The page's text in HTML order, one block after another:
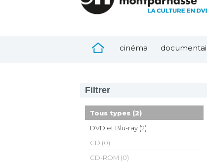
cinéma
Filtrer
Tous types (2)
DVD et Blu-ray (2)
CD (0)
CD-ROM (0)